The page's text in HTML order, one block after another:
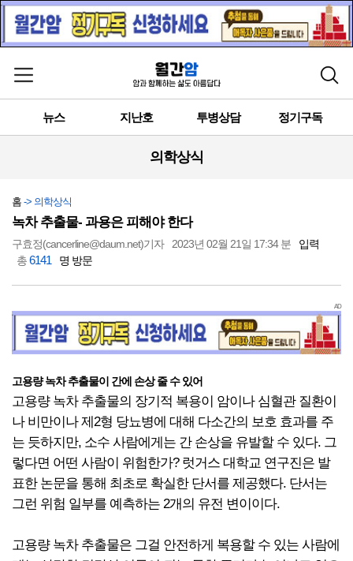
메뉴 열기 검색
뉴스 지난호 투병상담 정기구독
의학상식
홈 -> 의학상식
녹차 추출물- 과용은 피해야 한다
구효정(cancerline@daum.net)기자 2023년 02월 21일 17:34 분
입력
총6141 명 방문
AD
고용량 녹차 추출물이 간에 손상 줄 수 있어
고용량 녹차 추출물의 장기적 복용이 암이나 심혈관 질환이
나 비만이나 제2형 당뇨병에 대해 다소간의 보호 효과를 주
는 듯하지만, 소수 사람에게는 간 손상을 유발할 수 있다. 그
렇다면 어떤 사람이 위험한가? 럿거스 대학교 연구진은 발
표한 논문을 통해 최초로 확실한 단서를 제공했다. 단서는
그런 위험 일부를 예측하는 2개의 유전 변이이다.
고용량 녹차 추출물은 그걸 안전하게 복용할 수 있는 사람에